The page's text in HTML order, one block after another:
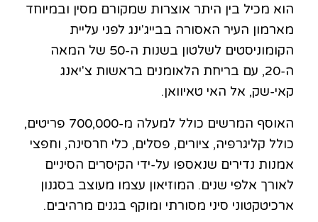
הוא מכיל בין היתר אוצרות שמקורם מסין ובמיוחד
מארמון העיר האסורה בבייג'ינג לפני עליית
הקומוניסטים לשלטון בשנות ה-50 של המאה
ה-20, עם בריחת הלאומנים בראשות צ'יאנג
קאי-שק, אל האי טאיוואן.
האוסף המרשים כולל למעלה מ-700,000 פריטים,
כולל קליגרפיה, ציורים, פסלים, כלי חרסינה, וחפצי
אמנות נדירים שנאספו על-ידי הקיסרים הסיניים
לאורך אלפי שנים. המוזיאון עצמו מעוצב בסגנון
ארכיטקטוני סיני מסורתי ומוקף בגנים מרהיבים.